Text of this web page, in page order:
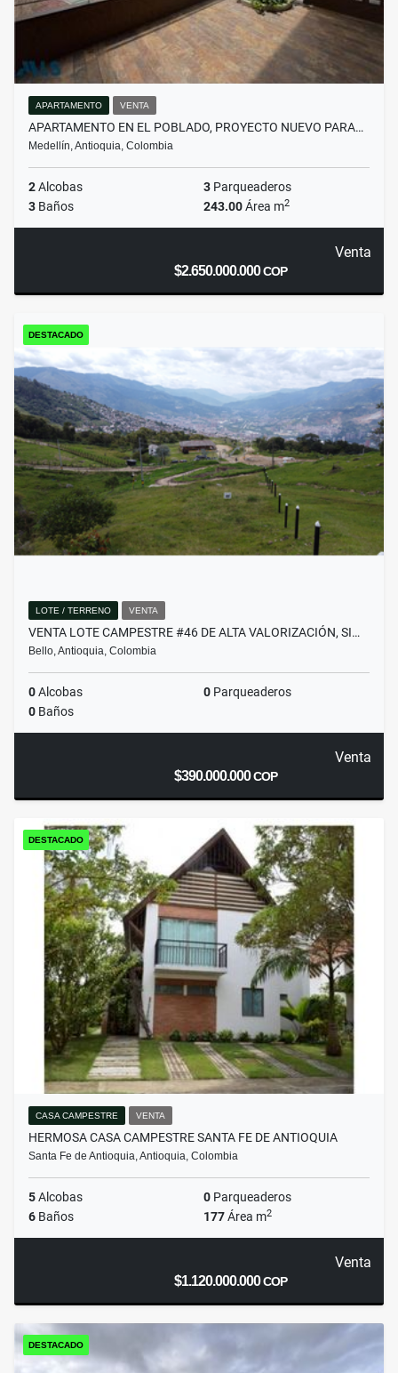
APARTAMENTO VENTA
APARTAMENTO EN EL POBLADO, PROYECTO NUEVO PARA…
Medellín, Antioquia, Colombia
2Alcobas 3 Parqueaderos
3 Baños 243.00Área m2
Venta
$2.650.000.000COP
DESTACADO
LOTE / TERRENO VENTA
VENTA LOTE CAMPESTRE #46 DE ALTA VALORIZACIÓN, SI…
Bello, Antioquia, Colombia
0Alcobas 0 Parqueaderos
0 Baños
Venta
$390.000.000COP
DESTACADO
CASA CAMPESTRE VENTA
HERMOSA CASA CAMPESTRE SANTA FE DE ANTIOQUIA
Santa Fe de Antioquia, Antioquia, Colombia
5Alcobas 0 Parqueaderos
6 Baños 177Área m2
Venta
$1.120.000.000COP
DESTACADO